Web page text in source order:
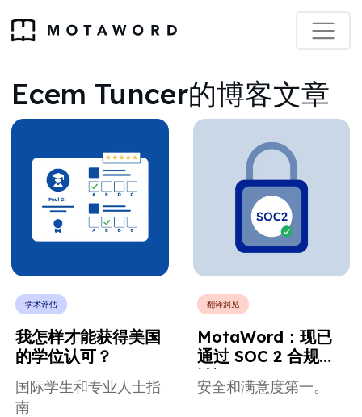
Ecem Tuncer的博客文章
学术评估
我怎样才能获得美国
的学位认可？
国际学生和专业人士指
南
翻译洞见
MotaWord：现已
通过 SOC 2 合规性
认证
安全和满意度第一。